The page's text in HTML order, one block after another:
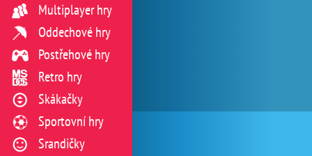
Multiplayer hry
Oddechové hry
Postřehové hry
Retro hry
Skákačky
Sportovní hry
Srandičky